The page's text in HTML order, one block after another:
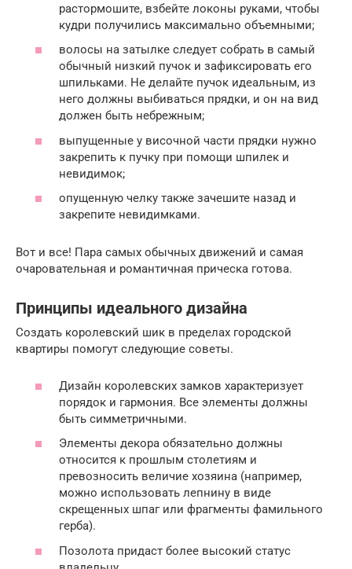
растормошите, взбейте локоны руками, чтобы
кудри получились максимально объемными;
волосы на затылке следует собрать в самый
обычный низкий пучок и зафиксировать его
шпильками. Не делайте пучок идеальным, из
него должны выбиваться прядки, и он на вид
должен быть небрежным;
выпущенные у височной части прядки нужно
закрепить к пучку при помощи шпилек и
невидимок;
опущенную челку также зачешите назад и
закрепите невидимками.
Вот и все! Пара самых обычных движений и самая
очаровательная и романтичная прическа готова.
Принципы идеального дизайна
Создать королевский шик в пределах городской
квартиры помогут следующие советы.
Дизайн королевских замков характеризует
порядок и гармония. Все элементы должны
быть симметричными.
Элементы декора обязательно должны
относится к прошлым столетиям и
превозносить величие хозяина (например,
можно использовать лепнину в виде
скрещенных шпаг или фрагменты фамильного
герба).
Позолота придаст более высокий статус